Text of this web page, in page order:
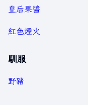
皇后果醬
紅色煙火
馴服
野豬